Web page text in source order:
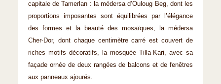
capitale de Tamerlan : la médersa d’Ouloug Beg, dont les
proportions imposantes sont équilibrées par l’élégance
des formes et la beauté des mosaïques, la médersa
Cher-Dor, dont chaque centimètre carré est couvert de
riches motifs décoratifs, la mosquée Tilla-Kari, avec sa
façade ornée de deux rangées de balcons et de fenêtres
aux panneaux ajourés.